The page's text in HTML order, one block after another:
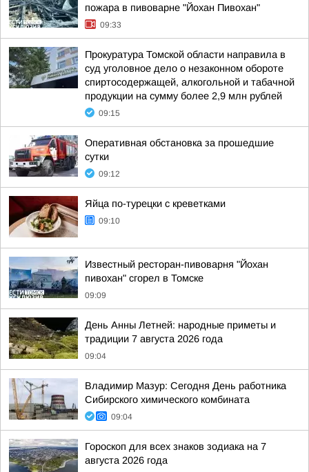
пожара в пивоварне "Йохан Пивохан"
09:33
Прокуратура Томской области направила в
суд уголовное дело о незаконном обороте
спиртосодержащей, алкогольной и табачной
продукции на сумму более 2,9 млн рублей
09:15
Оперативная обстановка за прошедшие
сутки
09:12
Яйца по-турецки с креветками
09:10
Известный ресторан-пивоварня "Йохан
пивохан" сгорел в Томске
09:09
День Анны Летней: народные приметы и
традиции 7 августа 2026 года
09:04
Владимир Мазур: Сегодня День работника
Сибирского химического комбината
09:04
Гороскоп для всех знаков зодиака на 7
августа 2026 года